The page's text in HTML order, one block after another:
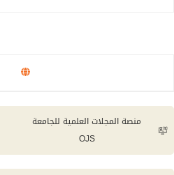
منصة المجلات العلمية للجامعة
OJS